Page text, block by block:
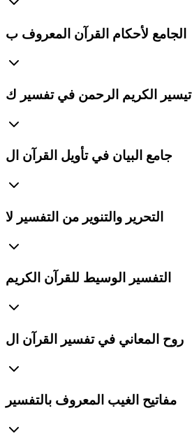
الجامع لأحكام القرآن المعروف ب
تيسير الكريم الرحمن في تفسير ك
جامع البيان في تأويل القرآن ال
التحرير والتنوير من التفسير لا
التفسير الوسيط للقرآن الكريم
روح المعاني في تفسير القرآن ال
مفاتيح الغيب المعروف بالتفسير